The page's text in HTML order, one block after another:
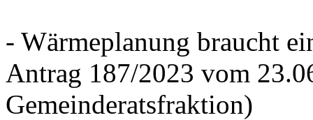
- Wärmeplanung braucht
Antrag 187/2023 vom
Gemeinderatsfraktion)